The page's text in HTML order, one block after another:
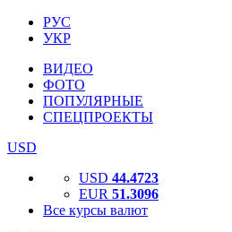
РУС
УКР
ВИДЕО
ФОТО
ПОПУЛЯРНЫЕ
СПЕЦПРОЕКТЫ
USD
USD 44.4723
EUR 51.3096
Все курсы валют